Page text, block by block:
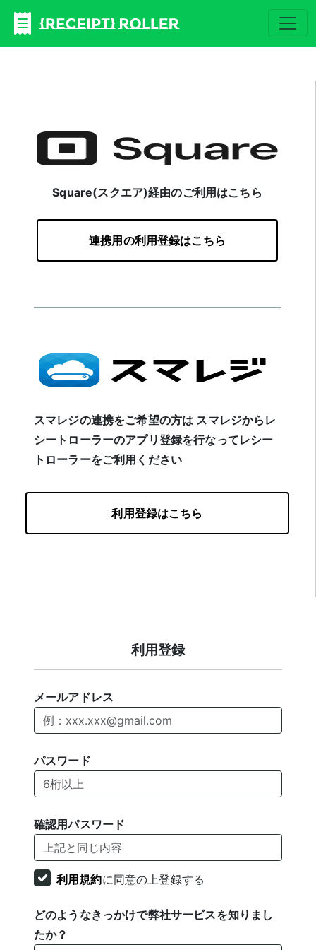
Square(スクエア)経由のご利用はこちら
連携用の利用登録はこちら
スマレジの連携をご希望の方は スマレジからレ
シートローラーのアプリ登録を行なってレシー
トローラーをご利用ください
利用登録はこちら
利用登録
メールアドレス
パスワード
確認用パスワード
利用規約に同意の上登録する
どのようなきっかけで弊社サービスを知りまし
たか？